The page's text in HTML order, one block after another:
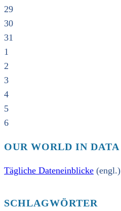
29
30
31
1
2
3
4
5
6
OUR WORLD IN DATA
Tägliche Dateneinblicke (engl.)
SCHLAGWÖRTER